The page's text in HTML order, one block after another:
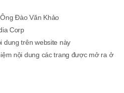
Ông Đào Văn Khảo
Corp
dung trên website này
nội dung các trang được mở ra ở